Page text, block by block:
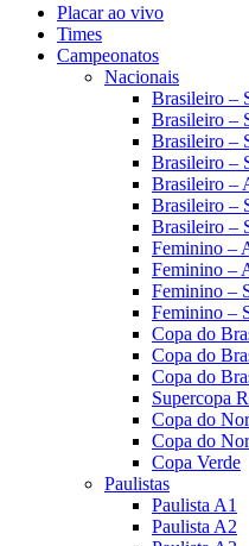
Placar ao vivo
Times
Campeonatos
Nacionais
Brasileiro –
Brasileiro –
Brasileiro –
Brasileiro –
Brasileiro –
Brasileiro –
Brasileiro –
Feminino –
Feminino –
Feminino –
Feminino –
Copa do
Copa do
Copa do
Supercopa
Copa do
Copa do
Copa Verde
Paulistas
Paulista A1
Paulista A2